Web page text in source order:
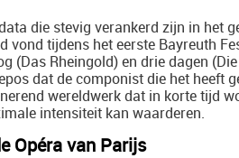
die stevig verankerd zijn in het
vond tijdens het eerste Bayreuth
(Das Rheingold) en drie dagen
dat de componist die het heeft
wereldwerk dat in korte tijd
intensiteit kan waarderen.
Opéra van Parijs